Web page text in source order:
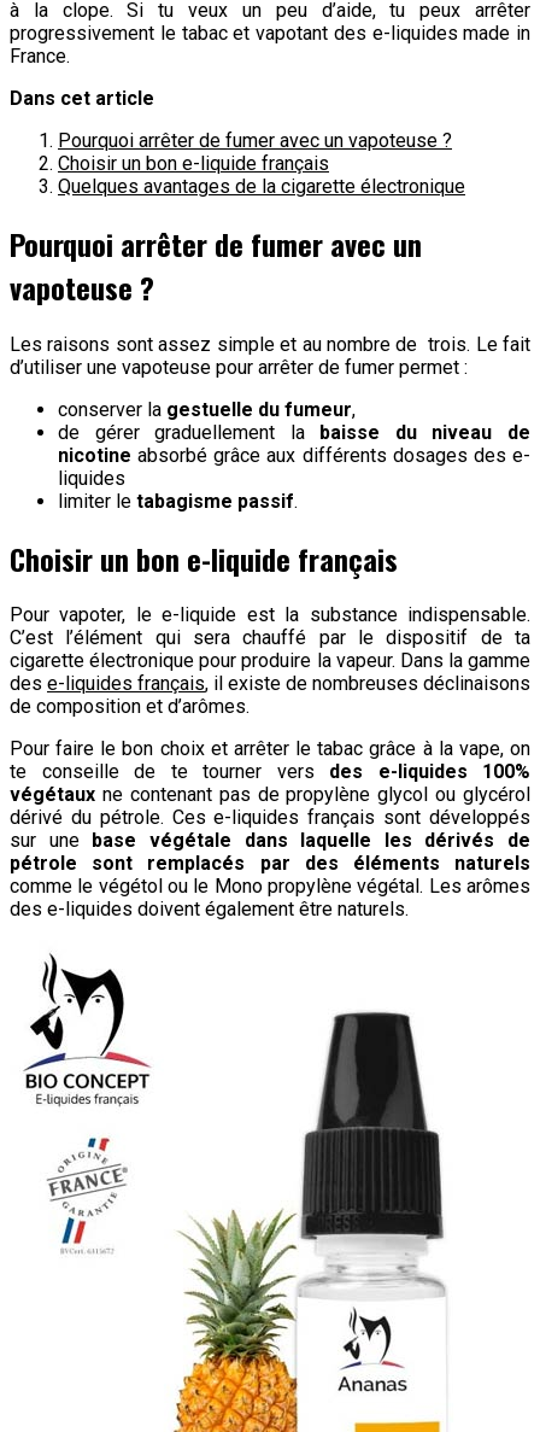
à la clope. Si tu veux un peu d’aide, tu peux arrêter
progressivement le tabac et vapotant des e-liquides made in
France.
Dans cet article
Pourquoi arrêter de fumer avec un vapoteuse ?
Choisir un bon e-liquide français
Quelques avantages de la cigarette électronique
Pourquoi arrêter de fumer avec un
vapoteuse ?
Les raisons sont assez simple et au nombre de trois. Le fait
d’utiliser une vapoteuse pour arrêter de fumer permet :
conserver la gestuelle du fumeur,
de gérer graduellement la baisse du niveau de
nicotine absorbé grâce aux différents dosages des e-
liquides
limiter le tabagisme passif.
Choisir un bon e-liquide français
Pour vapoter, le e-liquide est la substance indispensable.
C’est l’élément qui sera chauffé par le dispositif de ta
cigarette électronique pour produire la vapeur. Dans la gamme
des e-liquides français, il existe de nombreuses déclinaisons
de composition et d’arômes.
Pour faire le bon choix et arrêter le tabac grâce à la vape, on
te conseille de te tourner vers des e-liquides 100%
végétaux ne contenant pas de propylène glycol ou glycérol
dérivé du pétrole. Ces e-liquides français sont développés
sur unebase végétale dans laquelle les dérivés de
pétrole sont remplacés par des éléments naturels
comme le végétol ou le Mono propylène végétal. Les arômes
des e-liquides doivent également être naturels.